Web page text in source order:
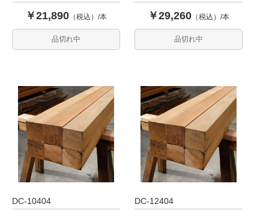
￥21,890 （税込）/本
品切れ中
￥29,260 （税込）/本
品切れ中
DC-10404 DC-12404